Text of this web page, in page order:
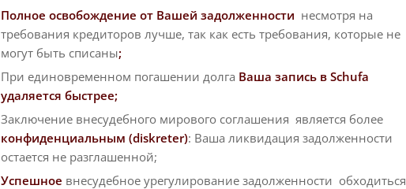
Полное освобождение от Вашей задолженности несмотря на
требования кредиторов лучше, так как есть требования, которые не
могут быть списаны;
При единовременном погашении долга Ваша запись в Schufa
удаляется быстрее;
Заключение внесудебного мирового соглашения является более
конфиденциальным (diskreter): Ваша ликвидация задолженности
остается не разглашенной;
Успешное внесудебное урегулирование задолженности обходиться